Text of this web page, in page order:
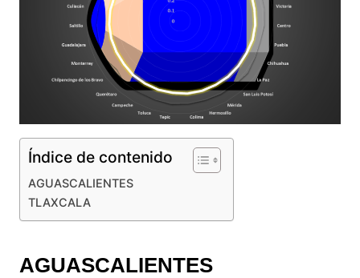
Índice de contenido
AGUASCALIENTES
TLAXCALA
AGUASCALIENTES